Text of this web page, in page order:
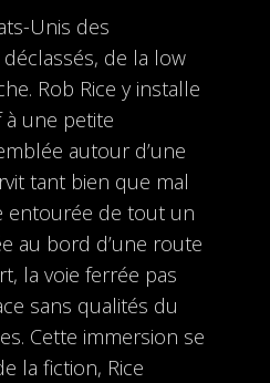
Unis des
de la low
Rob Rice y installe
à une petite
autour d’une
tant bien que mal
entourée de tout un
au bord d’une route
la voie ferrée pas
sans qualités du
Cette immersion se
la fiction, Rice